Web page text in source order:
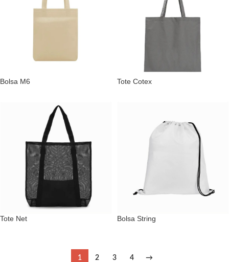
Bolsa M6 Tote Cotex
Tote Net Bolsa String
1 2 3 4 →